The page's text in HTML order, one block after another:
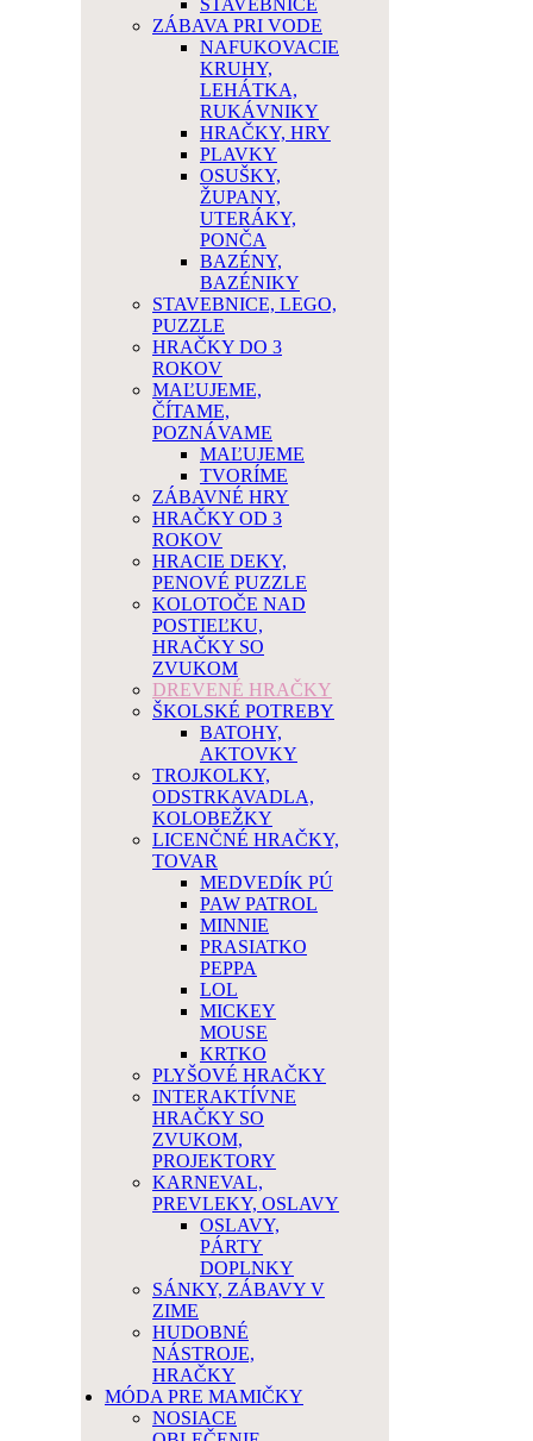
STAVEBNICE
ZÁBAVA PRI VODE
NAFUKOVACIE
KRUHY,
LEHÁTKA,
RUKÁVNIKY
HRAČKY, HRY
PLAVKY
OSUŠKY,
ŽUPANY,
UTERÁKY,
PONČA
BAZÉNY,
BAZÉNIKY
STAVEBNICE, LEGO,
PUZZLE
HRAČKY DO 3
ROKOV
MAĽUJEME,
ČÍTAME,
POZNÁVAME
MAĽUJEME
TVORÍME
ZÁBAVNÉ HRY
HRAČKY OD 3
ROKOV
HRACIE DEKY,
PENOVÉ PUZZLE
KOLOTOČE NAD
POSTIEĽKU,
HRAČKY SO
ZVUKOM
DREVENÉ HRAČKY
ŠKOLSKÉ POTREBY
BATOHY,
AKTOVKY
TROJKOLKY,
ODSTRKAVADLA,
KOLOBEŽKY
LICENČNÉ HRAČKY,
TOVAR
MEDVEDÍK PÚ
PAW PATROL
MINNIE
PRASIATKO
PEPPA
LOL
MICKEY
MOUSE
KRTKO
PLYŠOVÉ HRAČKY
INTERAKTÍVNE
HRAČKY SO
ZVUKOM,
PROJEKTORY
KARNEVAL,
PREVLEKY, OSLAVY
OSLAVY,
PÁRTY
DOPLNKY
SÁNKY, ZÁBAVY V
ZIME
HUDOBNÉ
NÁSTROJE,
HRAČKY
MÓDA PRE MAMIČKY
NOSIACE